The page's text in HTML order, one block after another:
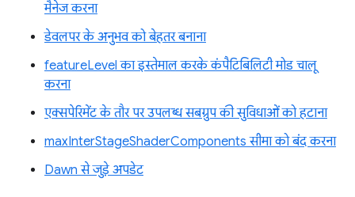
मैनेज करना
डेवलपर के अनुभव को बेहतर बनाना
featureLevel का इस्तेमाल करके कंपैटिबिलिटी मोड चालू
करना
एक्सपेरिमेंट के तौर पर उपलब्ध सबग्रुप की सुविधाओं को हटाना
maxInterStageShaderComponents सीमा को बंद करना
Dawn से जुड़े अपडेट